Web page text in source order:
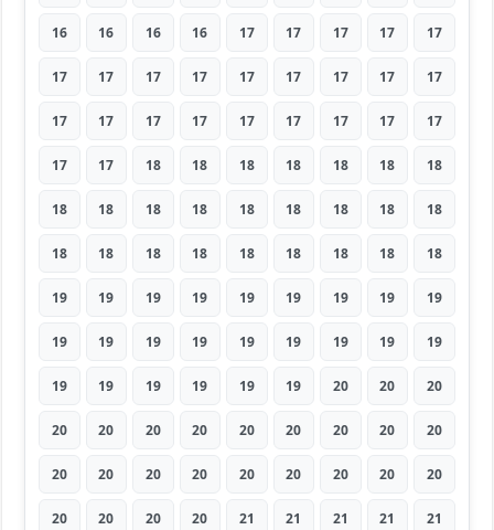
16 16 16 16 17 17 17 17 17
17 17 17 17 17 17 17 17 17
17 17 17 17 17 17 17 17 17
17 17 18 18 18 18 18 18 18
18 18 18 18 18 18 18 18 18
18 18 18 18 18 18 18 18 18
19 19 19 19 19 19 19 19 19
19 19 19 19 19 19 19 19 19
19 19 19 19 19 19 20 20 20
20 20 20 20 20 20 20 20 20
20 20 20 20 20 20 20 20 20
20 20 20 20 21 21 21 21 21